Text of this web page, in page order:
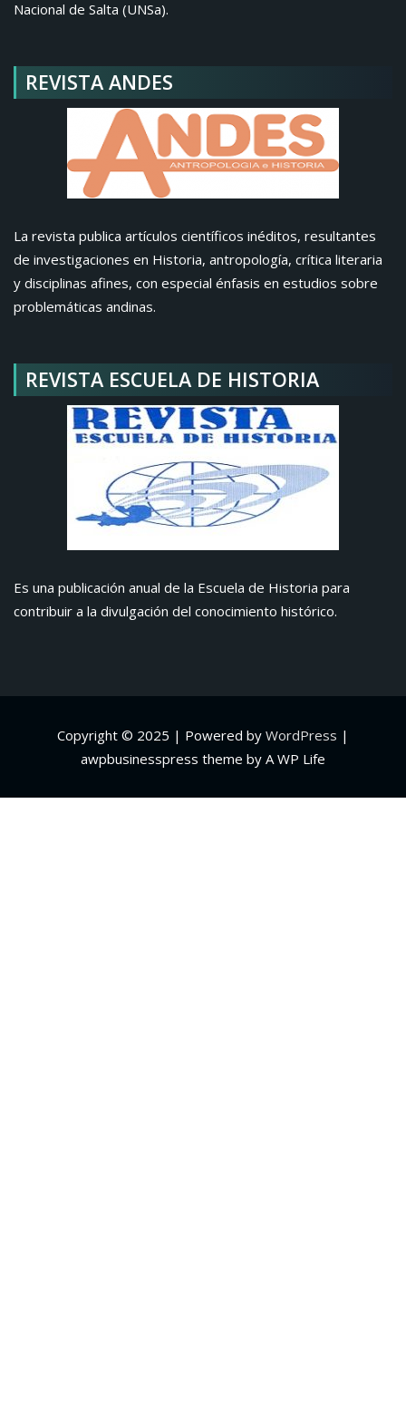
Nacional de Salta (UNSa).
REVISTA ANDES
La revista publica artículos científicos inéditos, resultantes
de investigaciones en Historia, antropología, crítica literaria
y disciplinas afines, con especial énfasis en estudios sobre
problemáticas andinas.
REVISTA ESCUELA DE HISTORIA
Es una publicación anual de la Escuela de Historia para
contribuir a la divulgación del conocimiento histórico.
Copyright © 2025 | Powered by WordPress |
awpbusinesspress theme by A WP Life